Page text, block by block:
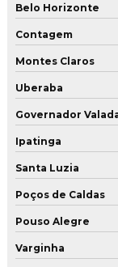
Serviço de
Serviço de
Serviço de lapidação
Serviço de
Serviço de lapidação
Serviço de
Serviço de pintura
Serviço de polimento
Belo Horizonte
Contagem
Montes Claros
Uberaba
Governador
Ipatinga
Santa Luzia
Poços de Caldas
Pouso Alegre
Varginha